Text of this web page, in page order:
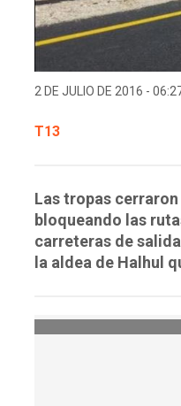
2 DE JULIO DE 2016 -
T13
Las tropas
bloqueando las
carreteras de
la aldea de Halhul